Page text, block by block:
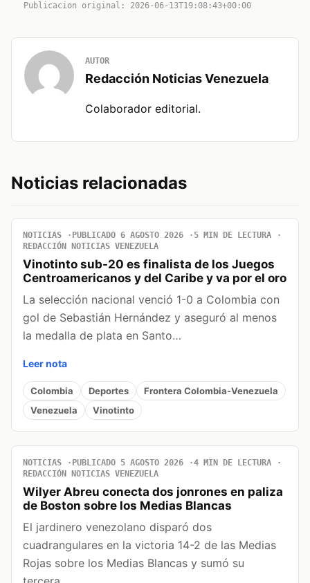
Publicacion original: 2026-06-13T19:08:43+00:00
AUTOR
Redacción Noticias Venezuela
Colaborador editorial.
Noticias relacionadas
NOTICIAS PUBLICADO 6 AGOSTO 2026
5 MIN DE LECTURA
REDACCIÓN NOTICIAS VENEZUELA
Vinotinto sub-20 es finalista de los Juegos
Centroamericanos y del Caribe y va por el oro
La selección nacional venció 1-0 a Colombia con
gol de Sebastián Hernández y aseguró al menos
la medalla de plata en Santo…
Leer nota
Colombia Deportes
Frontera Colombia-Venezuela
Venezuela
Vinotinto
NOTICIAS PUBLICADO 5 AGOSTO 2026
4 MIN DE LECTURA
REDACCIÓN NOTICIAS VENEZUELA
Wilyer Abreu conecta dos jonrones en paliza
de Boston sobre los Medias Blancas
El jardinero venezolano disparó dos
cuadrangulares en la victoria 14-2 de las Medias
Rojas sobre los Medias Blancas y sumó su